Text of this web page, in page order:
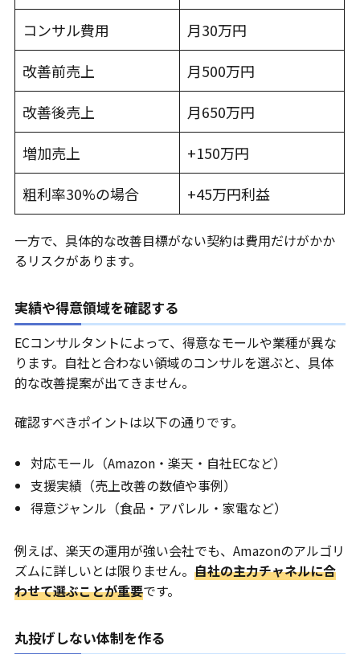
コンサル費用
月30万円
改善前売上
月500万円
改善後売上
月650万円
増加売上
+150万円
粗利率30%の場合
+45万円利益
一方で、具体的な改善目標がない契約は費用だけがかか
るリスクがあります。
実績や得意領域を確認する
ECコンサルタントによって、得意なモールや業種が異な
ります。自社と合わない領域のコンサルを選ぶと、具体
的な改善提案が出てきません。
確認すべきポイントは以下の通りです。
対応モール（Amazon・楽天・自社ECなど）
支援実績（売上改善の数値や事例）
得意ジャンル（食品・アパレル・家電など）
例えば、楽天の運用が強い会社でも、Amazonのアルゴリ
ズムに詳しいとは限りません。自社の主力チャネルに合
わせて選ぶことが重要です。
丸投げしない体制を作る